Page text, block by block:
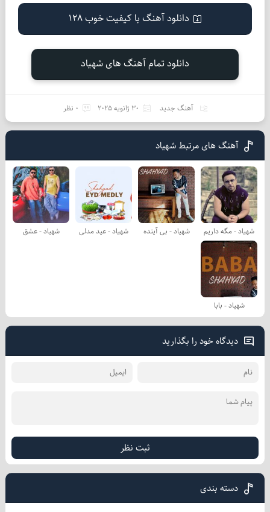
دانلود آهنگ با کیفیت خوب 128
دانلود تمام آهنگ های شهیاد
آهنگ جدید 30 ژانویه 2025 0 نظر
آهنگ های مرتبط شهیاد
شهیاد - مگه داریم شهیاد - بی آینده شهیاد - عید مدلی شهیاد - عشق
شهیاد - بابا
دیدگاه خود را بگذارید
ثبت نظر
دسته بندی